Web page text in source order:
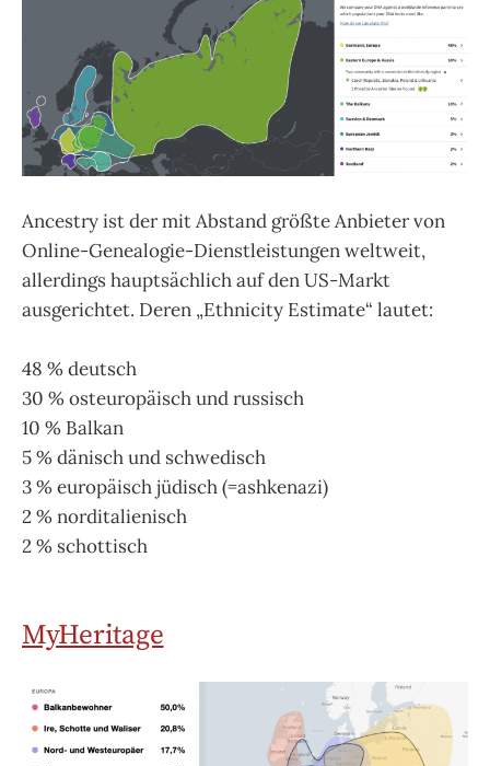
Ancestry ist der mit Abstand größte Anbieter von
Online-Genealogie-Dienstleistungen weltweit,
allerdings hauptsächlich auf den US-Markt
ausgerichtet. Deren „Ethnicity Estimate“ lautet:
48 % deutsch
30 % osteuropäisch und russisch
10 % Balkan
5 % dänisch und schwedisch
3 % europäisch jüdisch (=ashkenazi)
2 % norditalienisch
2 % schottisch
MyHeritage